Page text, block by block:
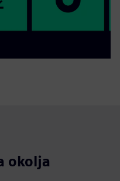
okolja